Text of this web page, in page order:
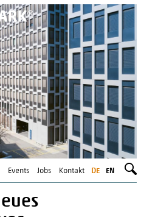
DE EN
Events Jobs Kontakt